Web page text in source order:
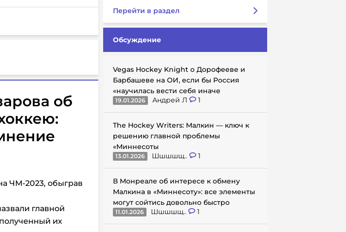
об
ЧМ-2023, обыграв
главной
их
Перейти в раздел
Обсуждение
Vegas Hockey Knight о Дорофееве и
Барбашеве на ОИ, если бы Россия
«научилась вести себя иначе
19.01.2026 Андрей Л 1
The Hockey Writers: Малкин — ключ к
решению главной проблемы
«Миннесоты
13.01.2026 Шшшшщ.. 1
В Монреале об интересе к обмену
Малкина в «Миннесоту»: все элементы
могут сойтись довольно быстро
11.01.2026 Шшшшщ.. 1